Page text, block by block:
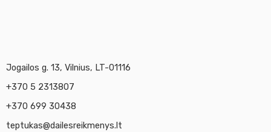
Jogailos g. 13, Vilnius, LT-01116
+370 5 2313807
+370 699 30438
teptukas@dailesreikmenys.lt